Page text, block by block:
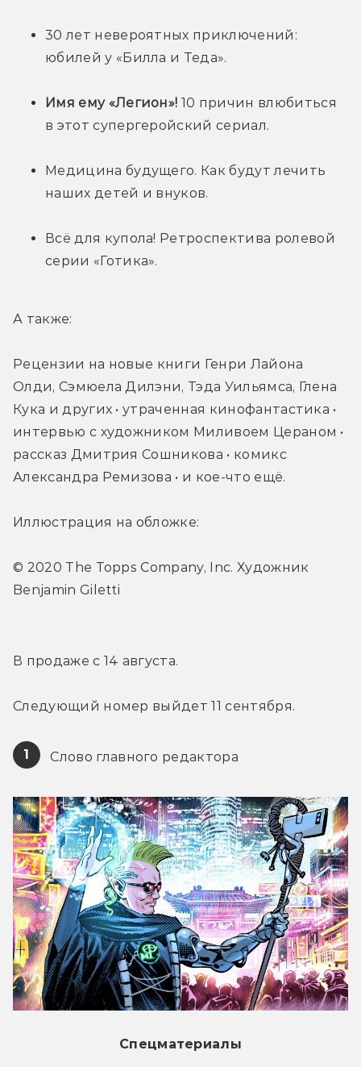
30 лет невероятных приключений:
юбилей у «Билла и Теда».
Имя ему «Легион»! 10 причин влюбиться
в этот супергеройский сериал.
Медицина будущего. Как будут лечить
наших детей и внуков.
Всё для купола! Ретроспектива ролевой
серии «Готика».
А также:
Рецензии на новые книги Генри Лайона
Олди, Сэмюела Дилэни, Тэда Уильямса, Глена
Кука и других • утраченная кинофантастика •
интервью с художником Миливоем Цераном •
рассказ Дмитрия Сошникова • комикс
Александра Ремизова • и кое-что ещё.
Иллюстрация на обложке:
© 2020 The Topps Company, Inc. Художник
Benjamin Giletti
В продаже с 14 августа.
Следующий номер выйдет 11 сентября.
1 Слово главного редактора
Спецматериалы